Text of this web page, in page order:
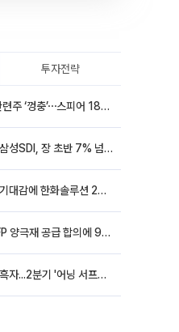
투자전략
스페이스X 주가 반등에 관련주 ‘껑충’⋯스피어 18%ㆍ에이치브이엠 12%↑
반도체 온기 탄 2차전지...삼성SDI, 장 초반 7% 넘게 껑충
美 태양광 관세 반사이익 기대감에 한화솔루션 20%대·OCI홀딩스 14%대 급등
포스코퓨처엠, 19만톤 LFP 양극재 공급 합의에 9%대 강세
고려아연, 106분기 연속 흑자...2분기 '어닝 서프라이즈'에 장 초반 12%대 강세